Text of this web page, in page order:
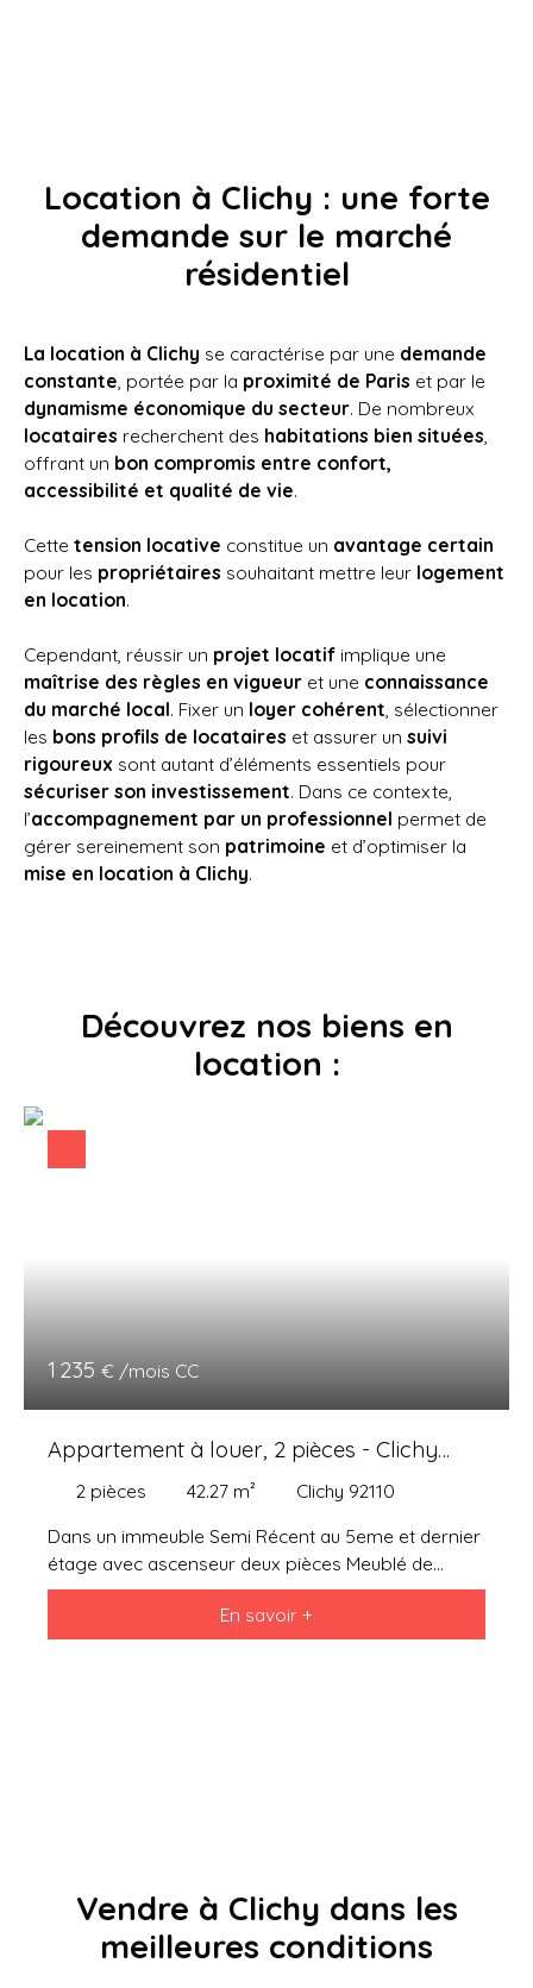
Location à Clichy : une forte
demande sur le marché
résidentiel
La location à Clichy se caractérise par une demande
constante , portée par la proximité de Paris et par le
dynamisme économique du secteur. De nombreux
locataires recherchent des habitations bien situées
offrant un bon compromis entre confort,
accessibilité et qualité de vie.
Cette tension locative constitue un avantage certain
pour les propriétaires souhaitant mettre leur logement
en location.
Cependant, réussir un projet locatif implique une
maîtrise des règles en vigueur et une connaissance
du marché local. Fixer un loyer cohérent , sélectionner
les bons profils de locataires et assurer un suivi
rigoureux sont autant d’éléments essentiels pour
sécuriser son investissement. Dans ce contexte,
l’accompagnement par un professionnel permet de
gérer sereinement son patrimoine et d’optimiser la
mise en location à Clichy.
Découvrez nos biens en
location :
1 235 € /mois CC
Appartement à louer, 2 pièces - Clichy
92110
2 pièces 42.27 m²
Clichy 92110
Dans un immeuble Semi Récent au 5eme et dernier
étage avec ascenseur deux pièces Meublé de
42,27m² se composant: D'une entrée avec placard,
belle pièce de vie avec grand balcon, cuisine
aménagée et équipée, chambre, salle d'eau, WC
En savoir +
Vendre à Clichy dans les
meilleures conditions